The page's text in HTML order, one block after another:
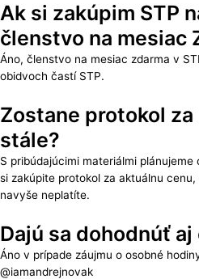
Ak si zakúpim STP
členstvo na mesiac
Áno, členstvo na mesiac zdarma v
obidvoch častí STP.
Zostane protokol za
stále?
S pribúdajúcimi materiálmi
si zakúpite protokol za aktuálnu
navyše neplatíte.
Dajú sa dohodnúť
Áno v prípade záujmu o osobné
@iamandrejnovak